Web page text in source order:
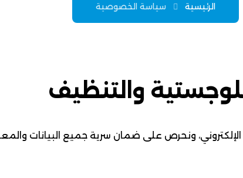
الرئيسية سياسة الخصوصية
والتنظيف
ونحرص على ضمان سرية جميع البيانات